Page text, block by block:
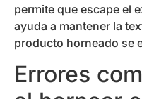
permite que escape el
ayuda a mantener la
producto horneado se
Errores